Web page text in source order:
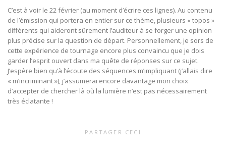
C’est à voir le 22 février (au moment d’écrire ces lignes). Au contenu
de l’émission qui portera en entier sur ce thème, plusieurs « topos »
différents qui aideront sûrement l’auditeur à se forger une opinion
plus précise sur la question de départ. Personnellement, je sors de
cette expérience de tournage encore plus convaincu que je dois
garder l’esprit ouvert dans ma quête de réponses sur ce sujet.
J’espère bien qu’à l’écoute des séquences m’impliquant (j’allais dire
« m’incriminant »), j’assumerai encore davantage mon choix
d’accepter de chercher là où la lumière n’est pas nécessairement
très éclatante !
PARTAGER CECI